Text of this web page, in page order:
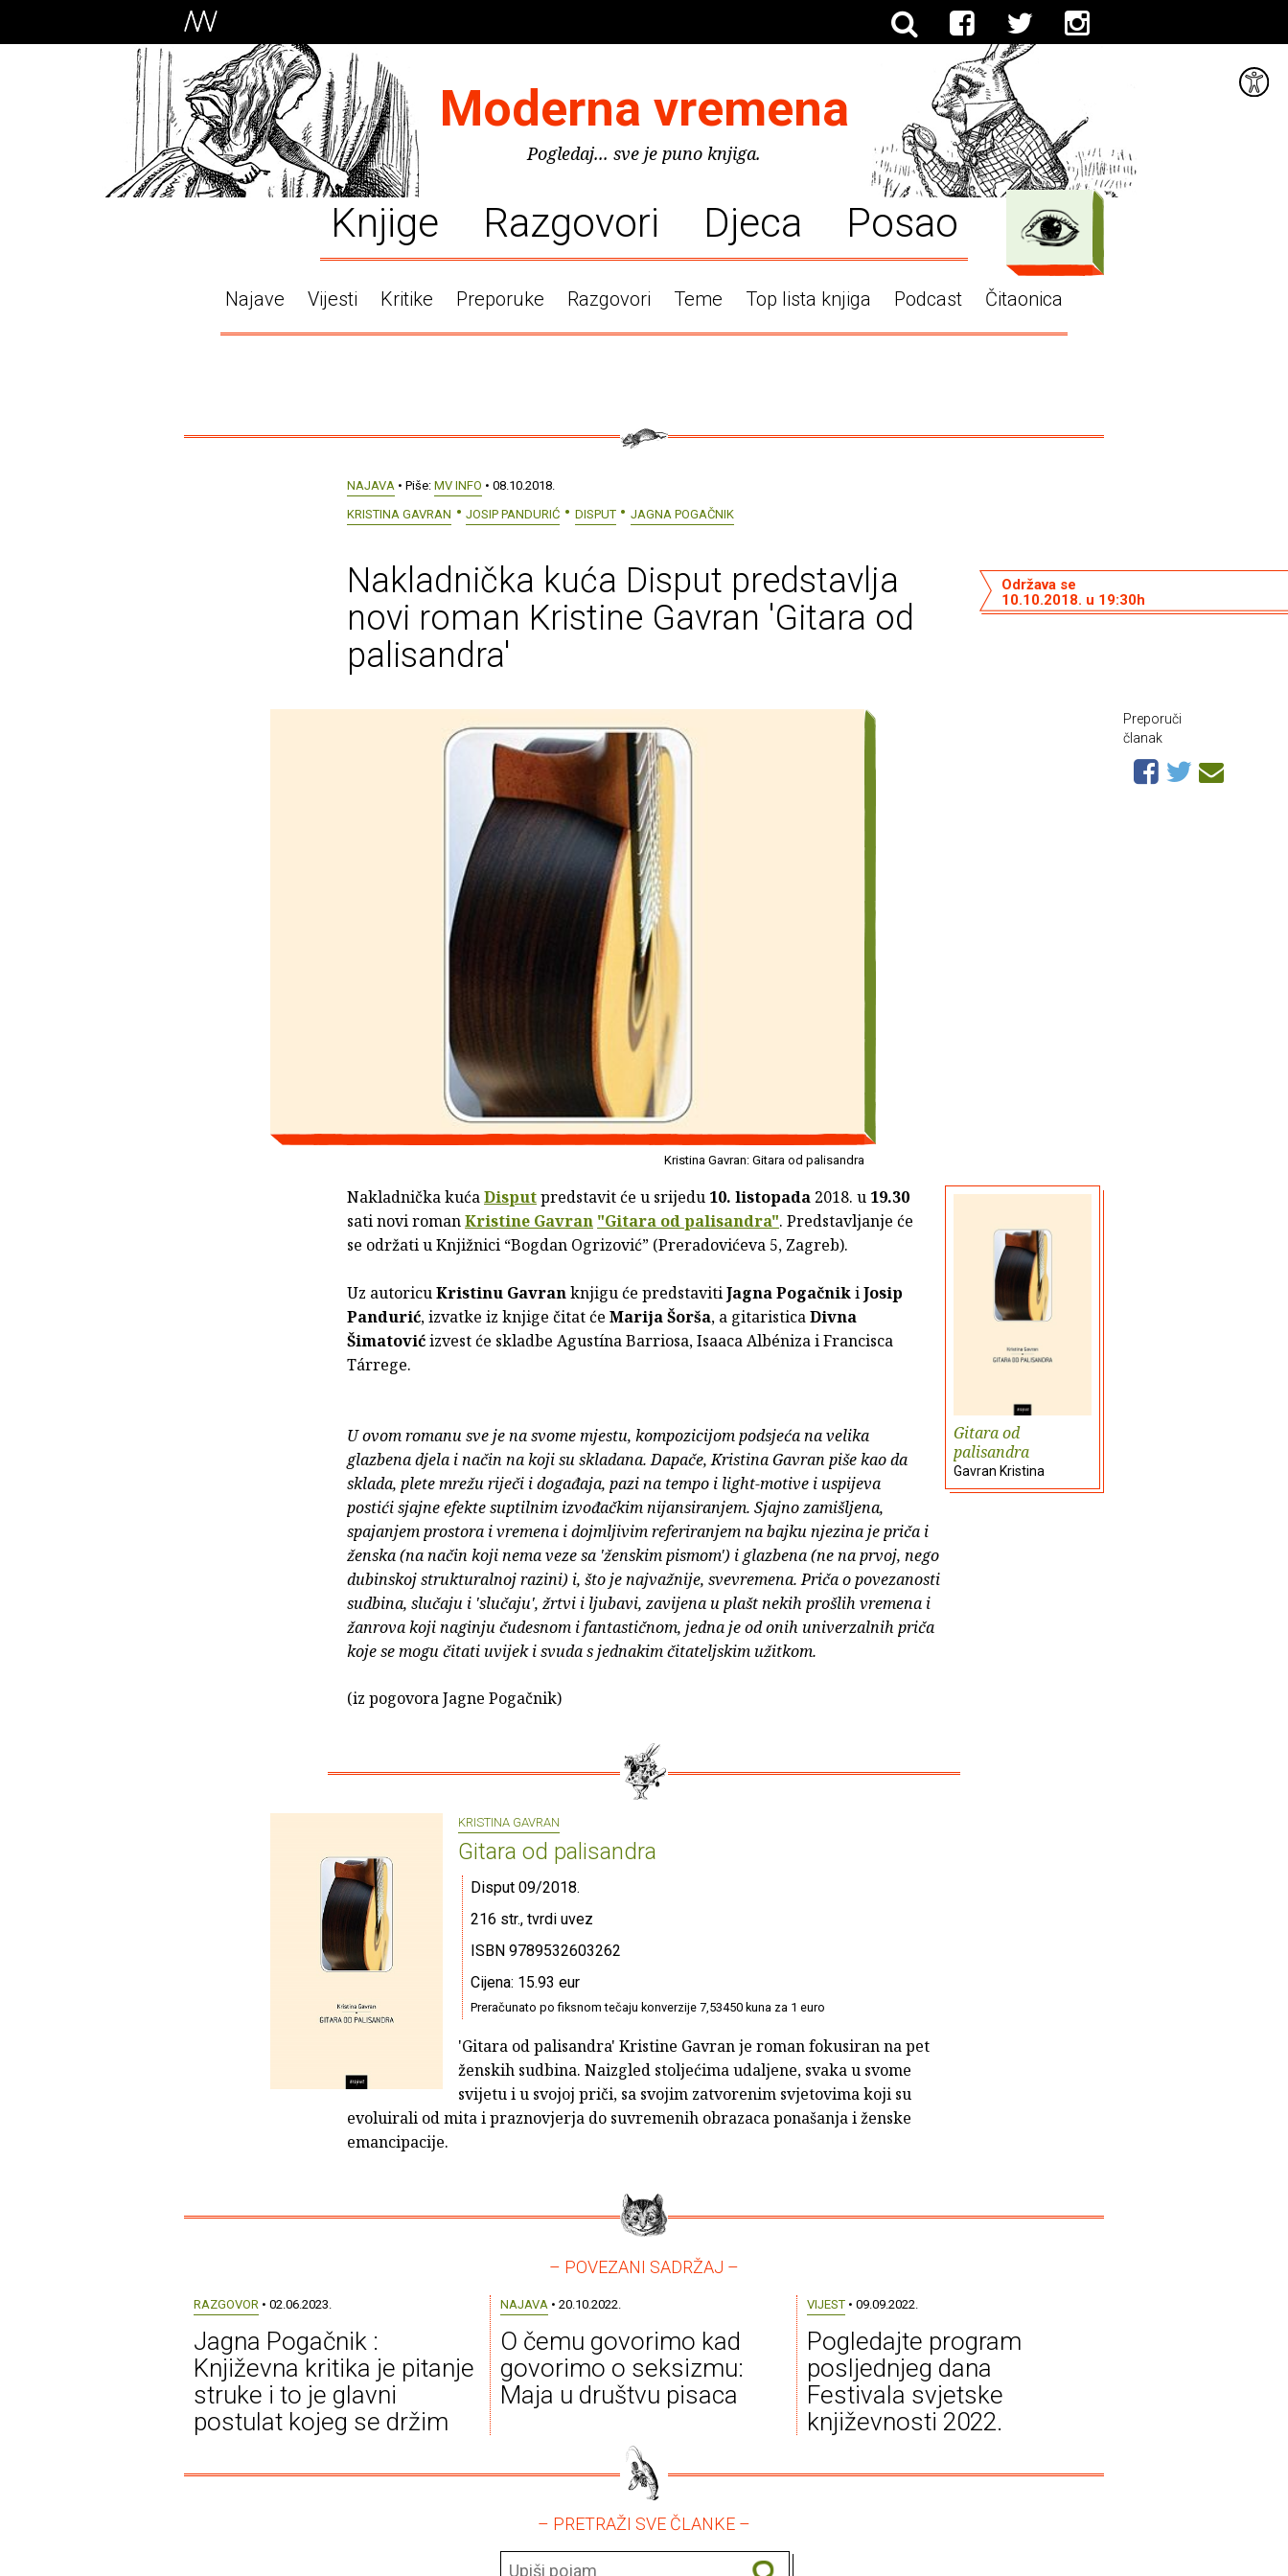
Moderna vremena
Pogledaj... sve je puno knjiga.
Knjige Razgovori Djeca Posao
Najave Vijesti Kritike Preporuke Razgovori Teme Top lista knjiga Podcast Čitaonica
NAJAVA • Piše: MV INFO • 08.10.2018.
KRISTINA GAVRAN
JOSIP PANDURIĆ DISPUT JAGNA POGAČNIK
Nakladnička kuća Disput predstavlja
novi roman Kristine Gavran 'Gitara od
palisandra'
Održava se
10.10.2018. u 19:30h
Kristina Gavran: Gitara od palisandra
Gitara od
palisandra
Gavran Kristina
Nakladnička kućaDisputpredstavit će u srijedu 10. listopada 2018. u 19.30
sati novi romanKristine Gavran "Gitara od palisandra". Predstavljanje će
se održati u Knjižnici “Bogdan Ogrizović” (Preradovićeva 5, Zagreb).
Uz autoricuKristinu Gavranknjigu će predstavitiJagna PogačnikiJosip
Pandurić, izvatke iz knjige čitat će Marija Šorša, a gitaristicaDivna
Šimatovićizvest će skladbe Agustína Barriosa, Isaaca Albéniza i Francisca
Tárrege.
U ovom romanu sve je na svome mjestu, kompozicijom podsjeća na velika
glazbena djela i način na koji su skladana. Dapače, Kristina Gavran piše kao da
sklada, plete mrežu riječi i događaja, pazi na tempo i light-motive i uspijeva
postići sjajne efekte suptilnim izvođačkim nijansiranjem. Sjajno zamišljena,
spajanjem prostora i vremena i dojmljivim referiranjem na bajku njezina je priča i
ženska (na način koji nema veze sa 'ženskim pismom') i glazbena (ne na prvoj, nego
dubinskoj strukturalnoj razini) i, što je najvažnije, svevremena. Priča o povezanosti
sudbina, slučaju i 'slučaju', žrtvi i ljubavi, zavijena u plašt nekih prošlih vremena i
žanrova koji naginju čudesnom i fantastičnom, jedna je od onih univerzalnih priča
koje se mogu čitati uvijek i svuda s jednakim čitateljskim užitkom.
(iz pogovora Jagne Pogačnik)
KRISTINA GAVRAN
Gitara od palisandra
Disput 09/2018.
216 str., tvrdi uvez
ISBN 9789532603262
Cijena: 15.93 eur
Preračunato po fiksnom tečaju konverzije 7,53450 kuna za 1 euro
'Gitara od palisandra' Kristine Gavran je roman fokusiran na pet
ženskih sudbina. Naizgled stoljećima udaljene, svaka u svome
svijetu i u svojoj priči, sa svojim zatvorenim svjetovima koji su
evoluirali od mita i praznovjerja do suvremenih obrazaca ponašanja i ženske
emancipacije.
Preporuči
članak
– POVEZANI SADRŽAJ –
RAZGOVOR• 02.06.2023.
Jagna Pogačnik :
Književna kritika je pitanje
struke i to je glavni
postulat kojeg se držim
NAJAVA• 20.10.2022.
O čemu govorimo kad
govorimo o seksizmu:
Maja u društvu pisaca
VIJEST• 09.09.2022.
Pogledajte program
posljednjeg dana
Festivala svjetske
književnosti 2022.
– PRETRAŽI SVE ČLANKE –